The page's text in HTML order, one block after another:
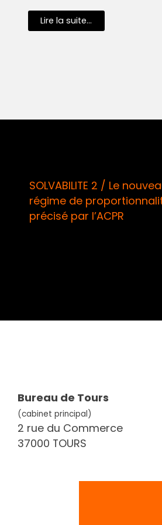
Lire la suite...
SOLVABILITE 2 / Le nouveau
régime de proportionnalité
précisé par l’ACPR
Bureau de Tours
(cabinet principal)
2 rue du Commerce
37000 TOURS